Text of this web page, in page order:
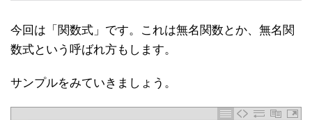
今回は「関数式」です。これは無名関数とか、無名関
数式という呼ばれ方もします。
サンプルをみていきましょう。